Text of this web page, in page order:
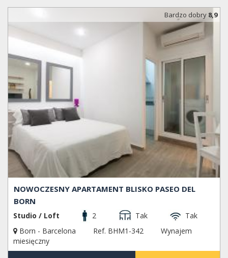
Bardzo dobry 8,9
NOWOCZESNY APARTAMENT BLISKO PASEO DEL
BORN
Studio / Loft 2 Tak
Tak
Born - Barcelona
Ref. BHM1-342
Wynajem
miesięczny